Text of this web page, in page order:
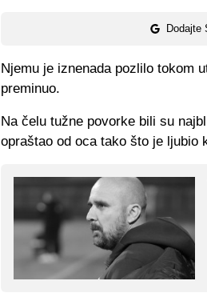
Dodajte
Njemu je iznenada pozlilo tokom
preminuo.
Na čelu tužne povorke bili su
opraštao od oca tako što je ljubio